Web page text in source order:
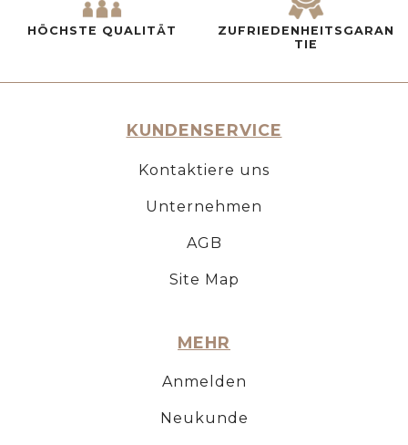
HÖCHSTE QUALITÄT
ZUFRIEDENHEITSGARAN
TIE
KUNDENSERVICE
Kontaktiere uns
Unternehmen
AGB
Site Map
MEHR
Anmelden
Neukunde